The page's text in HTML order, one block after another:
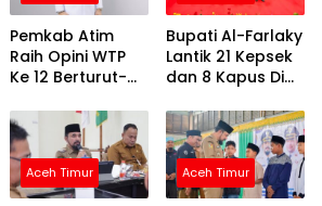
Pemkab Atim
Raih Opini WTP
Ke 12 Berturut-
TA.2025
Bupati Al-Farlaky
Lantik 21 Kepsek
dan 8 Kapus Di
Pemkab Atim
Aceh Timur Aceh Timur